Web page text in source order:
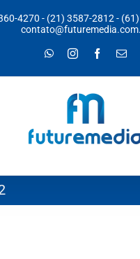
4270 - (21) 3587-2812-
WhatsAppInstagramFacebook
E-